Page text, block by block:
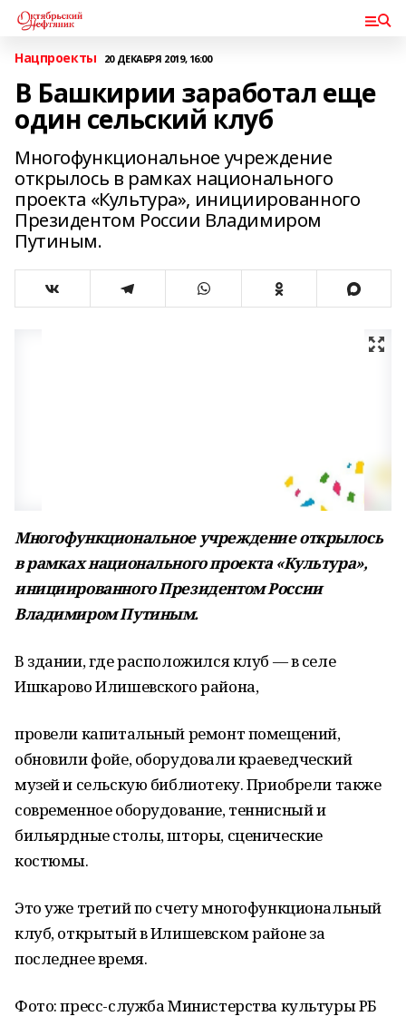
Нацпроекты 20 ДЕКАБРЯ 2019, 16:00
В Башкирии заработал еще
один сельский клуб
Многофункциональное учреждение
открылось в рамках национального
проекта «Культура», инициированного
Президентом России Владимиром
Путиным.
Многофункциональное учреждение открылось
в рамках национального проекта «Культура»,
инициированного Президентом России
Владимиром Путиным.
В здании, где расположился клуб — в селе
Ишкарово Илишевского района,
провели капитальный ремонт помещений,
обновили фойе, оборудовали краеведческий
музей и сельскую библиотеку. Приобрели также
современное оборудование, теннисный и
бильярдные столы, шторы, сценические
костюмы.
Это уже третий по счету многофункциональный
клуб, открытый в Илишевском районе за
последнее время.
Фото: пресс-служба Министерства культуры РБ